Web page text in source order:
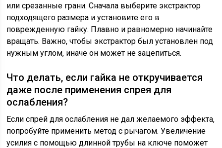
или срезанные грани. Сначала выберите экстрактор
подходящего размера и установите его в
поврежденную гайку. Плавно и равномерно начинайте
вращать. Важно, чтобы экстрактор был установлен под
нужным углом, иначе он может не зацепиться.
Что делать, если гайка не откручивается
даже после применения спрея для
ослабления?
Если спрей для ослабления не дал желаемого эффекта,
попробуйте применить метод с рычагом. Увеличение
усилия с помощью длинной трубы на ключе поможет